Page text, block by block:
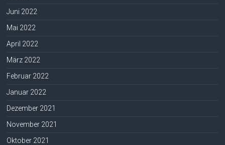
Juni 2022
Mai 2022
April 2022
März 2022
Februar 2022
Januar 2022
Dezember 2021
November 2021
Oktober 2021